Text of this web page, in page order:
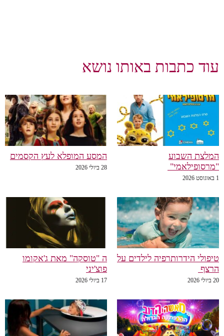
עוד כתבות באותו נושא
המלצת השבוע
"מרסופילאמי"
1 באוגוסט 2026
המסע המופלא לעץ הקסמים
28 ביולי 2026
טיפולי הידרותרפיה לילדים על
הרצף
20 ביולי 2026
ה "טוסקה" מאת ג'אקומו
פוצ'יני
17 ביולי 2026